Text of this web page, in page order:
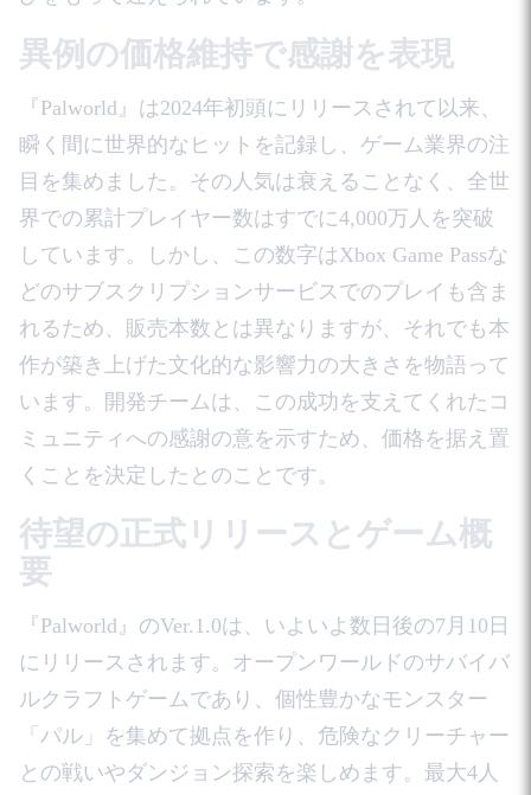
異例の価格維持で感謝を表現
『Palworld』は2024年初頭にリリースされて以来、
瞬く間に世界的なヒットを記録し、ゲーム業界の注
目を集めました。その人気は衰えることなく、全世
界での累計プレイヤー数はすでに4,000万人を突破
しています。しかし、この数字はXbox Game Passな
どのサブスクリプションサービスでのプレイも含ま
れるため、販売本数とは異なりますが、それでも本
作が築き上げた文化的な影響力の大きさを物語って
います。開発チームは、この成功を支えてくれたコ
ミュニティへの感謝の意を示すため、価格を据え置
くことを決定したとのことです。
待望の正式リリースとゲーム概
要
『Palworld』のVer.1.0は、いよいよ数日後の7月10日
にリリースされます。オープンワールドのサバイバ
ルクラフトゲームであり、個性豊かなモンスター
「パル」を集めて拠点を作り、危険なクリーチャー
との戦いやダンジョン探索を楽しめます。最大4人